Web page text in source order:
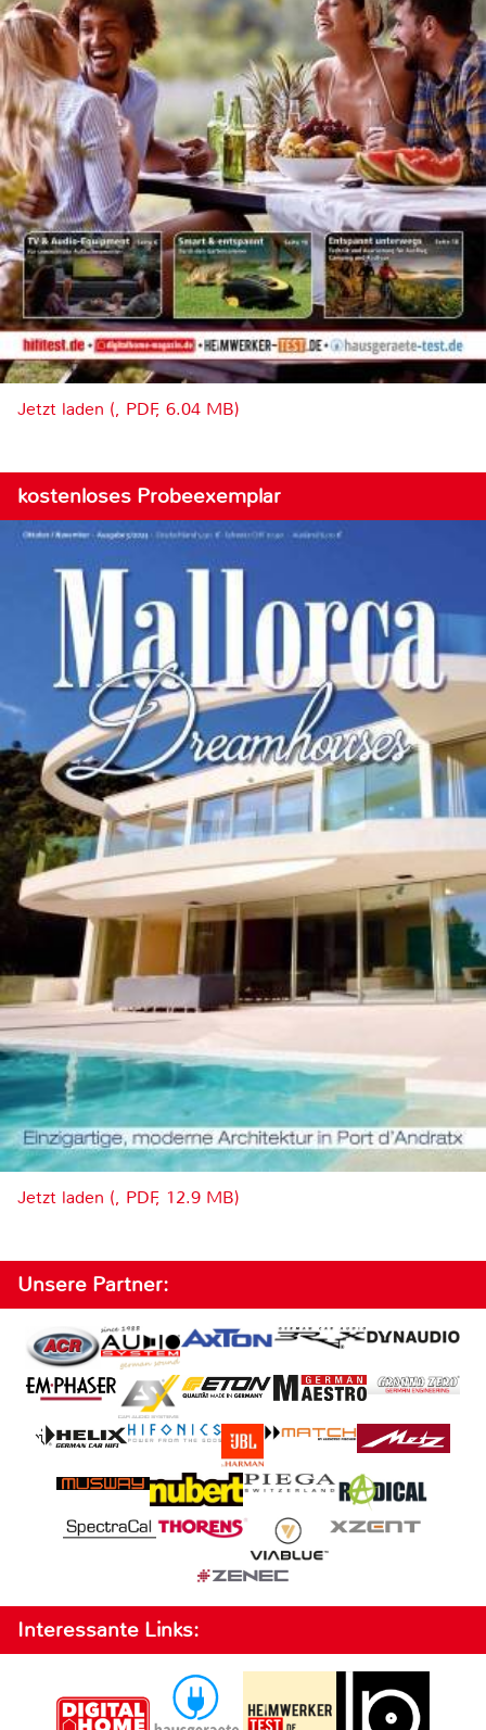
Jetzt laden (, PDF, 6.04 MB)
kostenloses Probeexemplar
Jetzt laden (, PDF, 12.9 MB)
Unsere Partner:
Interessante Links: